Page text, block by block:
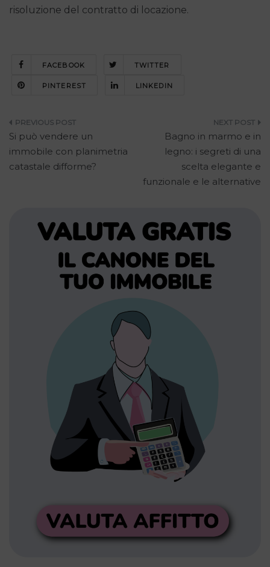
risoluzione del contratto di locazione.
FACEBOOK TWITTER
PINTEREST LINKEDIN
Navigazione
articoli
Si può vendere un
immobile con planimetria
catastale difforme?
Bagno in marmo e in
legno: i segreti di una
scelta elegante e
funzionale e le alternative